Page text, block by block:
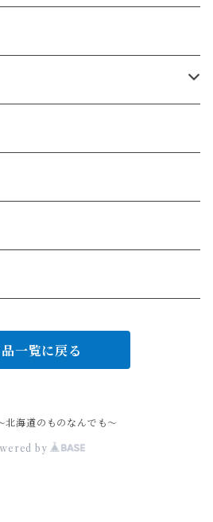
一覧に戻る
海道のものなんでも～
by